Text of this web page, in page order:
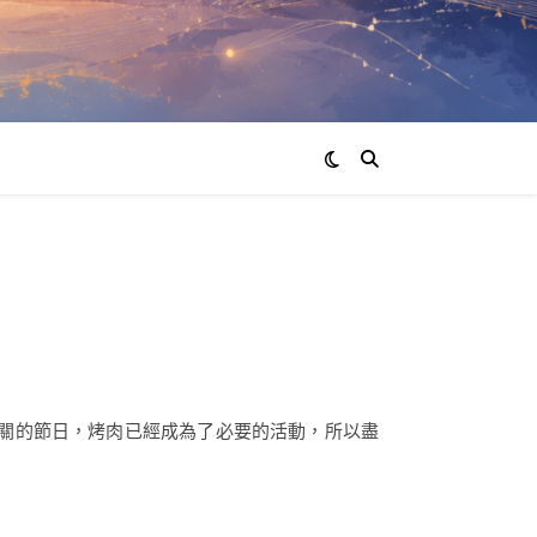
的節日，烤肉已經成為了必要的活動，所以盡